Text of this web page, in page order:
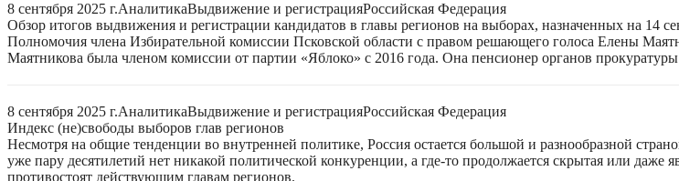
8 сентября 2025 г.АналитикаВыдвижение и регистрацияРоссийская Федерация
Обзор итогов выдвижения и регистрации кандидатов в главы регионов на выборах, назначенных на 14
Полномочия члена Избирательной комиссии Псковской области с правом решающего голоса Елены
Маятникова была членом комиссии от партии «Яблоко» с 2016 года. Она пенсионер органов прокуратуры
8 сентября 2025 г.АналитикаВыдвижение и регистрацияРоссийская Федерация
Индекс (не)свободы выборов глав регионов
Несмотря на общие тенденции во внутренней политике, Россия остается большой и разнообразной
уже пару десятилетий нет никакой политической конкуренции, а где-то продолжается скрытая или
противостоят действующим главам регионов.